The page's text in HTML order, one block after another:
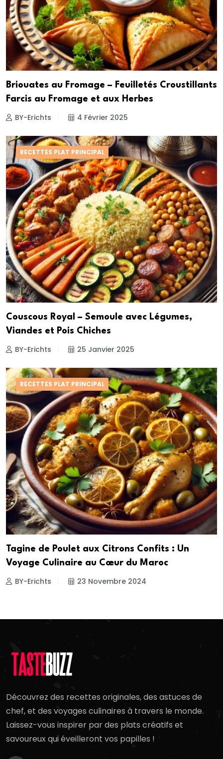
Briouates au Fromage – Feuilletés Croustillants
Farcis au Fromage et aux Herbes
BY-Erichts 4 Février 2025
RECETTES PLAT PRINCIPAL
Couscous Royal – Semoule avec Légumes,
Viandes et Pois Chiches
BY-Erichts 25 Janvier 2025
RECETTES PLAT PRINCIPAL
Tagine de Poulet aux Citrons Confits : Un
Voyage Culinaire au Cœur du Maroc
BY-Erichts 23 Novembre 2024
Découvrez des recettes originales, des astuces de
chef, et des voyages culinaires à travers le monde.
Laissez-vous inspirer par des plats créatifs et
savoureux qui éveilleront vos papilles !